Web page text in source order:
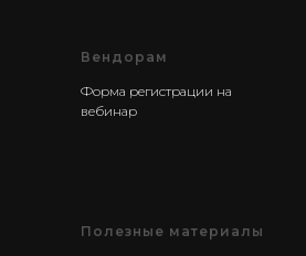
Вендорам
Форма регистрации на
вебинар
Полезные материалы